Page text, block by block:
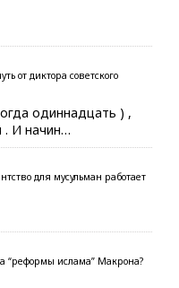
от диктора советского
одиннадцать ) ,
. И начин…
для мусульман работает
“реформы ислама” Макрона?